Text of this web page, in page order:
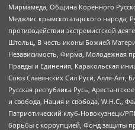
Мирмамеда, Община Коренного
Меджлис крымскотатарского народа,
противодействии экстремистской
Штольц, В честь иконы Божией
Независимость, Фирма, Молодежная
Правды и Единения, Каракольская
Союз Славянских Сил Руси, Алля-Аят,
Русская республика Русь,
и свобода, Нация и свобода, W.H.С.,
Патриотический клуб-Новокузнецк/
борьбы с коррупцией, Фонд защиты